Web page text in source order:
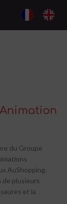
du Groupe
AuShopping.
de plusieurs
et la